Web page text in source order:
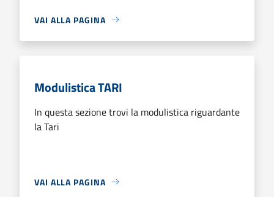
VAI ALLA PAGINA
Modulistica TARI
In questa sezione trovi la modulistica riguardante
la Tari
VAI ALLA PAGINA